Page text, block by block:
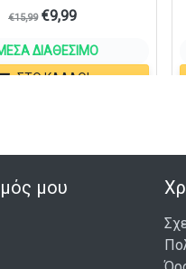
€15,99 €9,99
ΔΙΑΘΈΣΙΜΟ
ΣΤΟ ΚΑΛΆΘΙ
μου